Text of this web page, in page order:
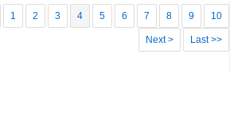
1 2 3 4 5 6 7 8 9 10
Next > Last >>